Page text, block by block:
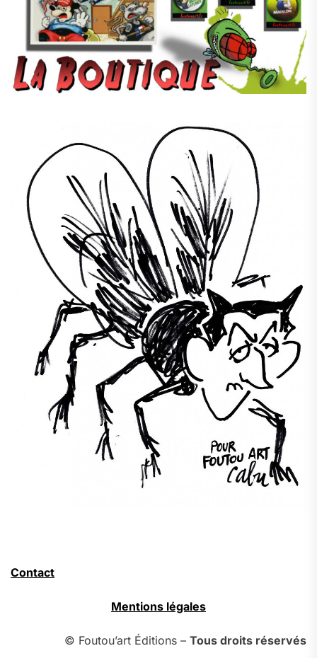
Contact
Mentions légales
© Foutou’art Éditions – Tous droits réservés